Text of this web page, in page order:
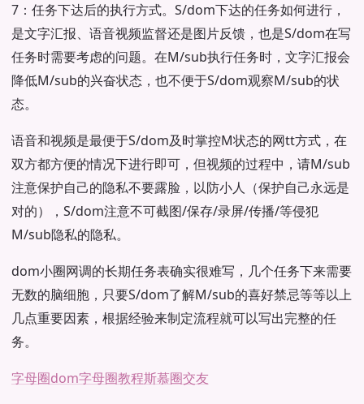
7：任务下达后的执行方式。S/dom下达的任务如何进行，
是文字汇报、语音视频监督还是图片反馈，也是S/dom在写
任务时需要考虑的问题。在M/sub执行任务时，文字汇报会
降低M/sub的兴奋状态，也不便于S/dom观察M/sub的状
态。
语音和视频是最便于S/dom及时掌控M状态的网tt方式，在
双方都方便的情况下进行即可，但视频的过程中，请M/sub
注意保护自己的隐私不要露脸，以防小人（保护自己永远是
对的），S/dom注意不可截图/保存/录屏/传播/等侵犯
M/sub隐私的隐私。
dom小圈网调的长期任务表确实很难写，几个任务下来需要
无数的脑细胞，只要S/dom了解M/sub的喜好禁忌等等以上
几点重要因素，根据经验来制定流程就可以写出完整的任
务。
字母圈dom字母圈教程斯慕圈交友